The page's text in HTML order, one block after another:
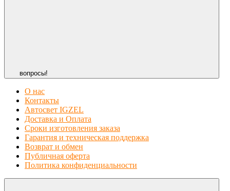
вопросы!
О нас
Контакты
Автосвет IGZEL
Доставка и Оплата
Сроки изготовления заказа
Гарантия и техническая поддержка
Возврат и обмен
Публичная оферта
Политика конфиденциальности